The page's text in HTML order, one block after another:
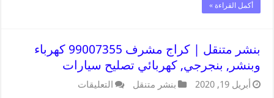
أكمل القراءة »
بنشر متنقل | كراج مشرف 99007355 كهرباء
وبنشر, بنجرجي, كهربائي تصليح سيارات
أبريل 19, 2020 بنشر متنقل التعليقات